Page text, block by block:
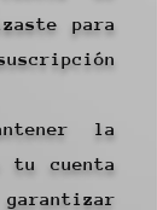
para
la
tu cuenta